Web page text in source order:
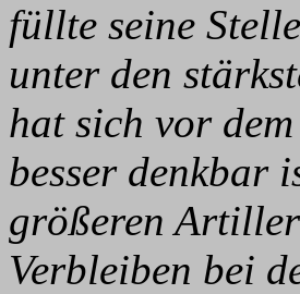
füllte seine
unter den
hat sich vor
besser denkbar
größeren
Verbleiben bei